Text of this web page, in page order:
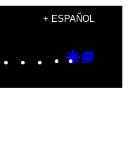
+ ESPAÑOL
Instagram
TikTok
YouTube
Google